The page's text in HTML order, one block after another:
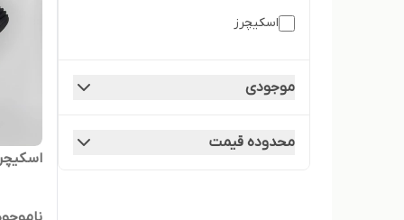
اسکیچرز
موجودی
محدوده قیمت